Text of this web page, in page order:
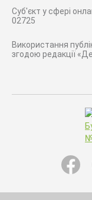
Суб'єкт у сфері
02725
Використання
згодою редакції